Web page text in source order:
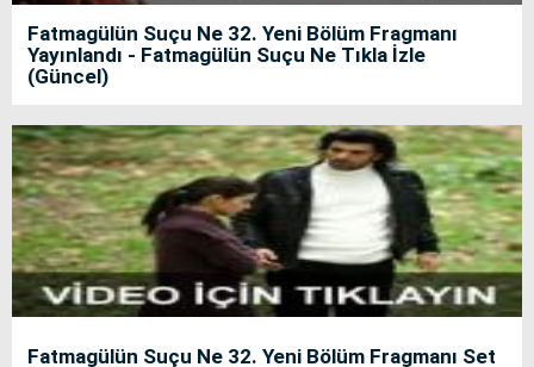
Fatmagülün Suçu Ne 32. Yeni Bölüm Fragmanı
Yayınlandı - Fatmagülün Suçu Ne Tıkla İzle
(Güncel)
Fatmagülün Suçu Ne 32. Yeni Bölüm Fragmanı Set